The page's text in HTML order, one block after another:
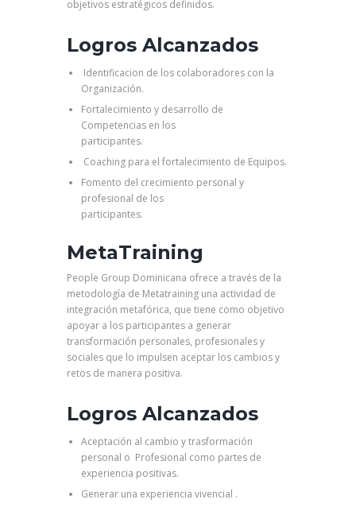
objetivos estratégicos definidos.
Logros Alcanzados
Identificacion de los colaboradores con la
Organización.
Fortalecimiento y desarrollo de
Competencias en los
participantes.
Coaching para el fortalecimiento de Equipos.
Fomento del crecimiento personal y
profesional de los
participantes.
MetaTraining
People Group Dominicana ofrece a través de la
metodología de Metatraining una actividad de
integración metafórica, que tiene como objetivo
apoyar a los participantes a generar
transformación personales, profesionales y
sociales que lo impulsen aceptar los cambios y
retos de manera positiva.
Logros Alcanzados
Aceptación al cambio y trasformación
personal o Profesional como partes de
experiencia positivas.
Generar una experiencia vivencial .